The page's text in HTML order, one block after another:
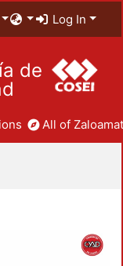
Log In
de
All of